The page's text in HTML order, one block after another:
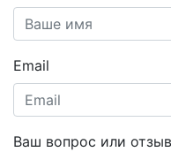
Email
Ваш вопрос или отзыв